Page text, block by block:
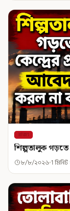
রাজ্য
শিল্পতালুক গড়তে
৮/৮/২০২৬ 1